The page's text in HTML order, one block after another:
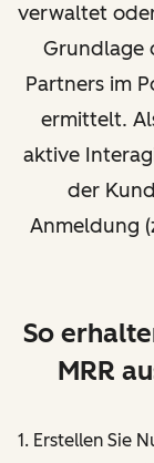
verwaltet
Grundlage
Partners im
ermittelt.
aktive
der
Anmeldung
So
MRR
1. Erstellen Sie